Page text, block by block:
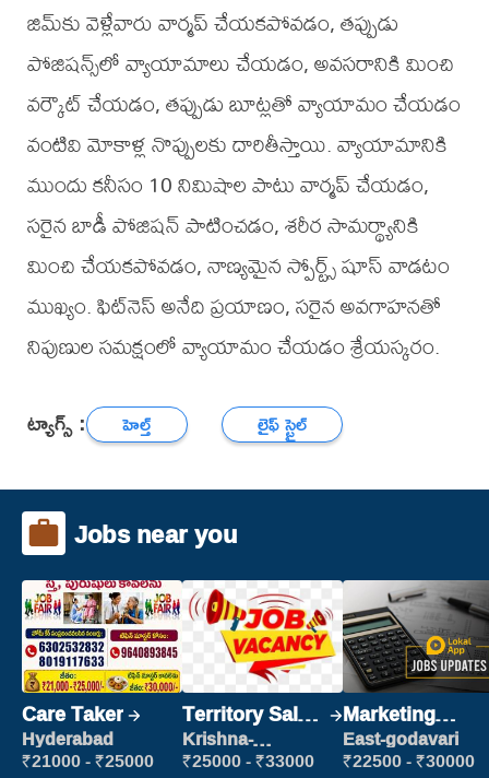
జిమ్‌కు వెళ్లేవారు వార్మప్ చేయకపోవడం, తప్పుడు
పోజిషన్స్‌లో వ్యాయామాలు చేయడం, అవసరానికి మించి
వర్కౌట్ చేయడం, తప్పుడు బూట్లతో వ్యాయామం చేయడం
వంటివి మోకాళ్ల నొప్పులకు దారితీస్తాయి. వ్యాయామానికి
ముందు కనీసం 10 నిమిషాల పాటు వార్మప్ చేయడం,
సరైన బాడీ పోజిషన్ పాటించడం, శరీర సామర్థ్యానికి
మించి చేయకపోవడం, నాణ్యమైన స్పోర్ట్స్ షూస్ వాడటం
ముఖ్యం. ఫిట్‌నెస్ అనేది ప్రయాణం, సరైన అవగాహనతో
నిపుణుల సమక్షంలో వ్యాయామం చేయడం శ్రేయస్కరం.
ట్యాగ్స్ : హెల్త్ లైఫ్ స్టైల్
Jobs near you
Care Taker
Hyderabad
₹21000 - ₹25000
Territory Sales
Manager
Krishna-
vijayawada
₹25000 - ₹33000
Marketing
Executive
East-godavari
₹22500 - ₹30000